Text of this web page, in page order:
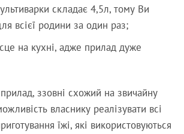
складає 4,5л, тому Ви
всієї родини за один раз;
на кухні, адже прилад дуже
ззовні схожий на звичайну
власнику реалізувати всі
їжі, які використовуються